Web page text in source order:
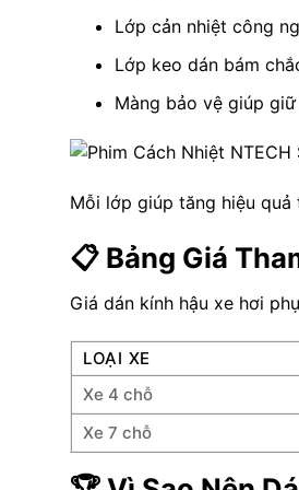
Lớp cản nhiệt công
Lớp keo dán bám
Màng bảo vệ giúp
Mỗi lớp giúp tăng hiệu
📋 Bảng Giá
Giá dán kính hậu xe hơi
LOẠI XE
Xe 4 chỗ
Xe 7 chỗ